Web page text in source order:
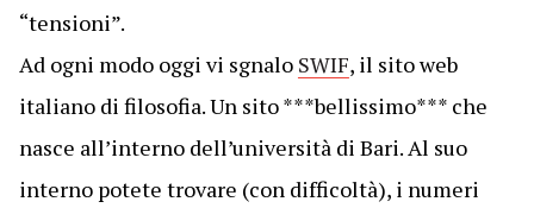
“tensioni”.
Ad ogni modo oggi vi sgnalo SWIF, il sito web
italiano di filosofia. Un sito ***bellissimo*** che
nasce all’interno dell’università di Bari. Al suo
interno potete trovare (con difficoltà), i numeri